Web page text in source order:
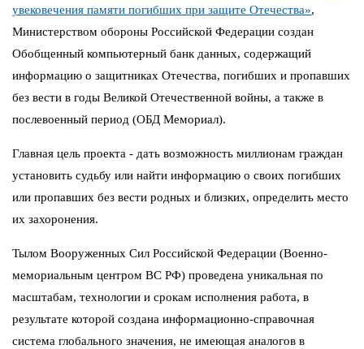
увековечения памяти погибших при защите Отечества»,
Министерством обороны Российской Федерации создан
Обобщенный компьютерный банк данных, содержащий
информацию о защитниках Отечества, погибших и пропавших
без вести в годы Великой Отечественной войны, а также в
послевоенный период (ОБД Мемориал).
Главная цель проекта - дать возможность миллионам граждан
установить судьбу или найти информацию о своих погибших
или пропавших без вести родных и близких, определить место
их захоронения.
Тылом Вооруженных Сил Российской Федерации (Военно-
мемориальным центром ВС РФ) проведена уникальная по
масштабам, технологии и срокам исполнения работа, в
результате которой создана информационно-справочная
система глобального значения, не имеющая аналогов в